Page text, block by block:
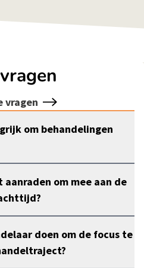
vragen
om behandelingen
behandelingen is
van de
van
van 'therapist drift' en
Uit
om mee aan de
die je een cliënt kan
wachttijd. Je kan
doen om de focus te